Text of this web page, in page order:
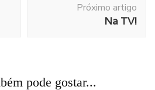
Próximo artigo
Na TV!
pode gostar...